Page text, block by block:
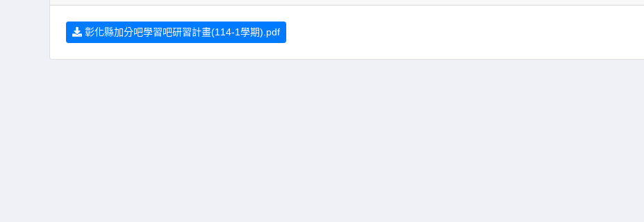
彰化縣加分吧學習吧研習計畫(114-1學期).pdf